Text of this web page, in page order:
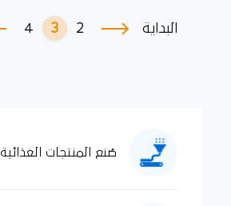
صُنع المنتجات الغذائية
البداية 2
3
4